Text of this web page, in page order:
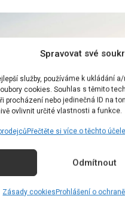
Spravovat své
služby, používáme k ukládání
cookies. Souhlas s těmito
procházení nebo jedinečná ID na
ovlivnit určité vlastnosti a funkce.
Přečtěte si více o těchto
Odmítnout
Zásady cookiesProhlášení o